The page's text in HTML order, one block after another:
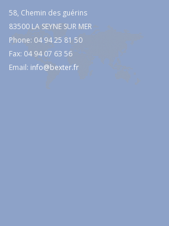
58, Chemin des guérins
83500 LA SEYNE SUR MER
Phone: 04 94 25 81 50
Fax: 04 94 07 63 56
Email: info@bexter.fr